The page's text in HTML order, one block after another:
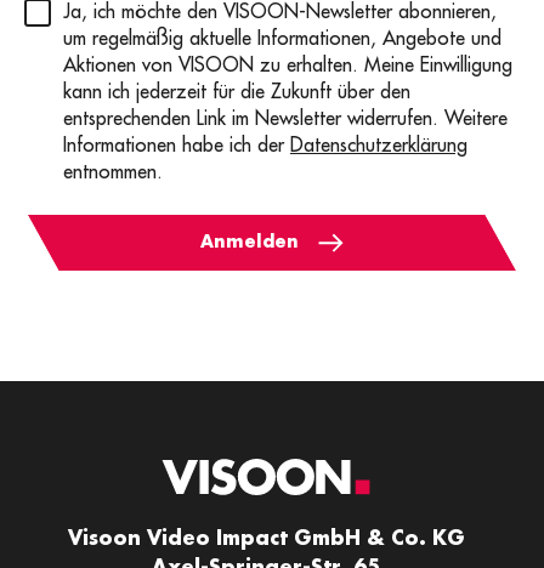
Privacy(erforderlich)
Ja, ich möchte den VISOON-Newsletter abonnieren,
um regelmäßig aktuelle Informationen, Angebote und
Aktionen von VISOON zu erhalten. Meine Einwilligung
kann ich jederzeit für die Zukunft über den
entsprechenden Link im Newsletter widerrufen. Weitere
Informationen habe ich der Datenschutzerklärung
entnommen.
Anmelden
Visoon Video Impact GmbH & Co. KG